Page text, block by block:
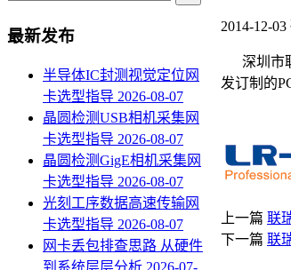
最新发布
半导体IC封测视觉定位网
卡选型指导 2026-08-07
晶圆检测USB相机采集网
卡选型指导 2026-08-07
晶圆检测GigE相机采集网
卡选型指导 2026-08-07
光刻工序数据高速传输网
卡选型指导 2026-08-07
网卡丢包排查思路 从硬件
到系统层层分析 2026-07-
2014-12-03
深圳市联
发订制的
上一篇 联
下一篇 联